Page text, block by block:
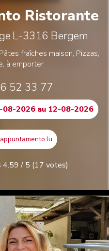
Ristorante
L-3316 Bergem
fraîches maison, Pizzas,
à emporter
52 33 77
08-2026 au 12-08-2026
4.59 / 5 (17 votes)